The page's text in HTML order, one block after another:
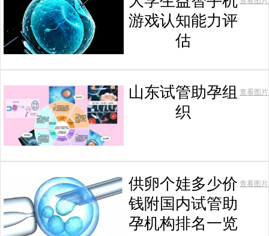
游戏认知能力评
估
山东试管助孕组
织
查看图片
供卵个娃多少价
钱附国内试管助
孕机构排名一览
查看图片